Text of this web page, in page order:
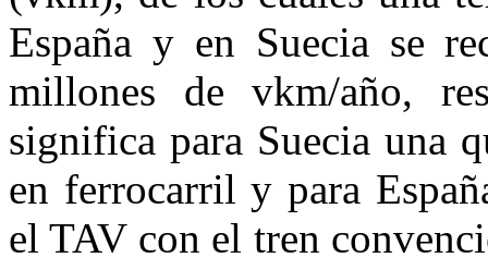
España y en Suecia se
millones devkm/año,
significa para Suecia una
en ferrocarril y para
el TAV con el tren